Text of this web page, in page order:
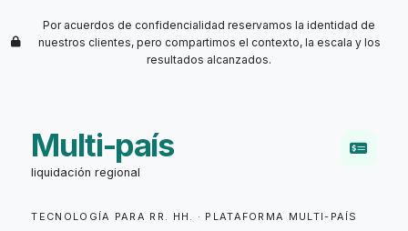
Por acuerdos de confidencialidad reservamos la identidad de
nuestros clientes, pero compartimos el contexto, la escala y los
resultados alcanzados.
Multi-país
liquidación regional
TECNOLOGÍA PARA RR. HH. · PLATAFORMA MULTI-PAÍS